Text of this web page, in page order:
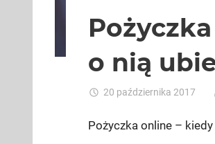
o nią
20 października 2017
Pożyczka online –